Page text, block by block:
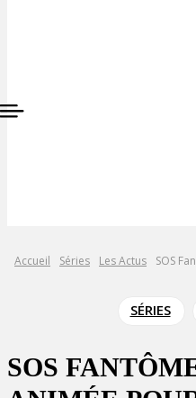
Accueil Séries Les Actus SOS
SÉRIES
SOS